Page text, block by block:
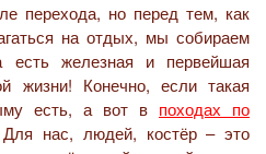
перехода, но перед тем, как
на отдых, мы собираем
есть железная и первейшая
жизни! Конечно, если такая
есть, а вот в походах по
Для нас, людей, костёр – это